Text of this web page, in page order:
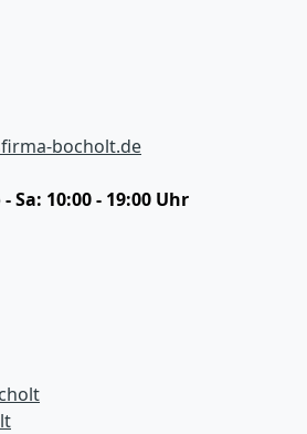
bocholt.de
- Sa: 10:00 - 19:00 Uhr